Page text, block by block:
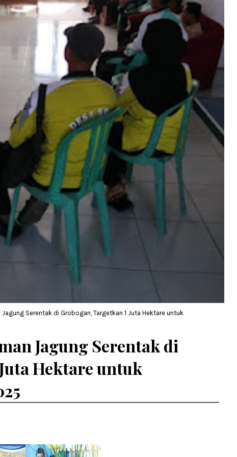
Serentak di Grobogan, Targetkan 1 Juta Hektare untuk
Jagung Serentak di
Hektare untuk